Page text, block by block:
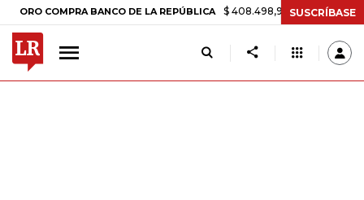
COMPRA BANCO DE LA REPÚBLICA $ 408.498,97 +$ 8.753,81 +2,19%
SUSCRÍBASE